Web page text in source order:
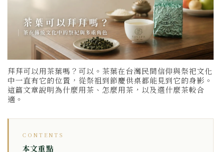
拜拜可以用茶葉嗎？可以。茶葉在台灣民間信仰與祭祀文化
中一直有它的位置，從祭祖到節慶供桌都能見到它的身影。
這篇文章說明為什麼用茶、怎麼用茶，以及選什麼茶較合
適。
CONTENTS
本文重點